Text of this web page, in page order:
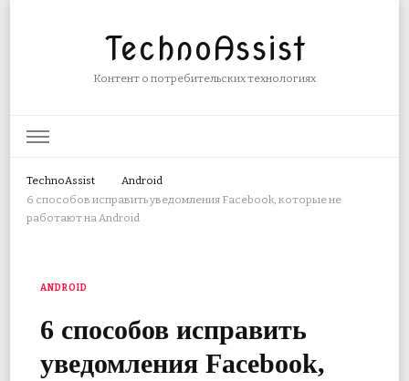
TechnoAssist
Контент о потребительских технологиях
TechnoAssist
Android
6 способов исправить уведомления Facebook, которые не
работают на Android
ANDROID
6 способов исправить
уведомления Facebook,